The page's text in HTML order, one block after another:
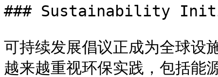
### Sustainability
可持续发展倡议正成为全球设
越来越重视环保实践，包括能